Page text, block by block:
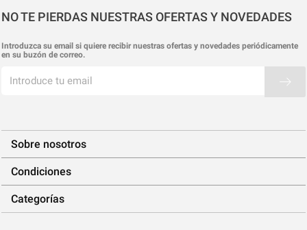
NO TE PIERDAS NUESTRAS OFERTAS Y NOVEDADES
Introduzca su email si quiere recibir nuestras ofertas y novedades periódicamente
en su buzón de correo.
Sobre nosotros
Condiciones
Categorías